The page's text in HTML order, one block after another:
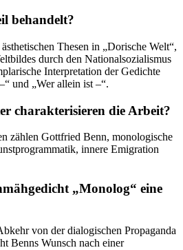
behandelt?
Thesen in „Dorische Welt“,
durch den Nationalsozialismus
Interpretation der Gedichte
und „Wer allein ist –“.
charakterisieren die Arbeit?
zählen Gottfried Benn, monologische
innere Emigration
„Monolog“ eine
von der dialogischen Propaganda
Benns Wunsch nach einer